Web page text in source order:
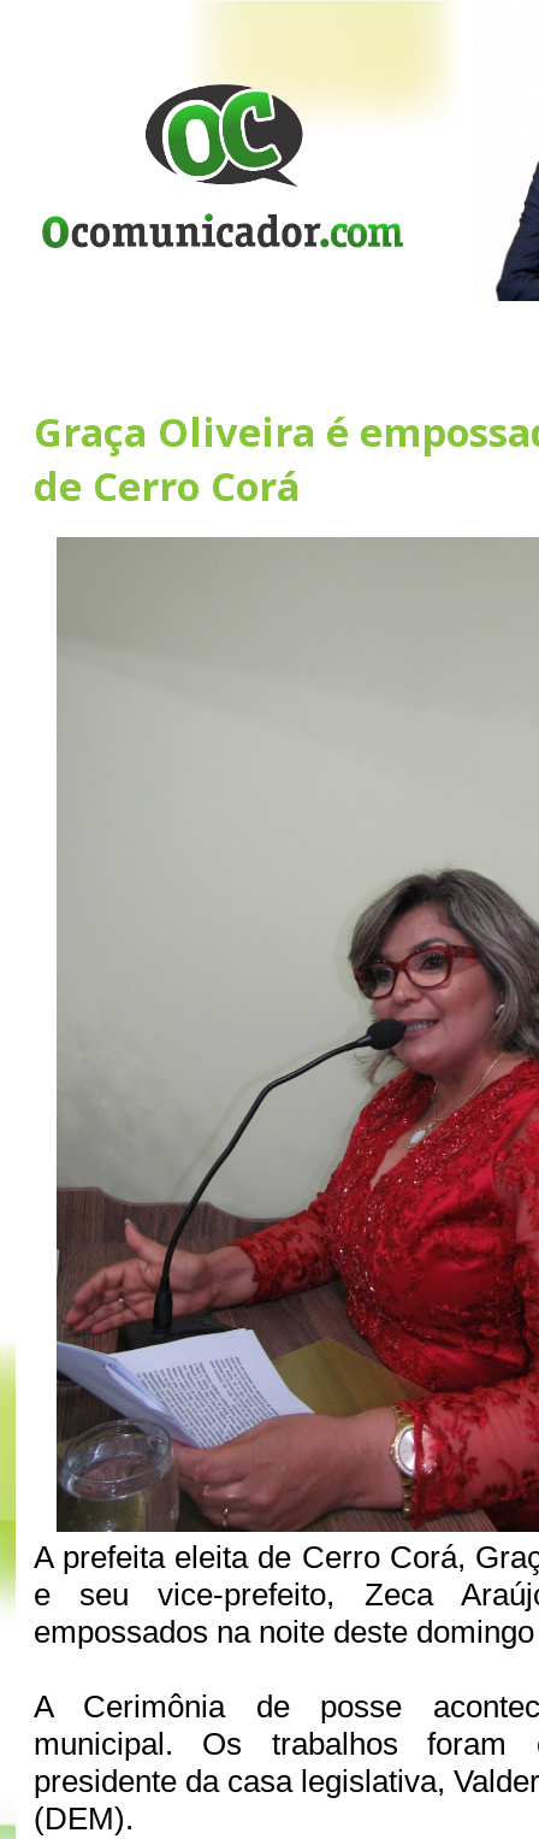
Graça Oliveira é
de Cerro Corá
A prefeita eleita de Cerro Corá,
e seu vice-prefeito, Zeca
empossados na noite deste
A Cerimônia de posse
municipal. Os trabalhos foram
presidente da casa legislativa,
(DEM).